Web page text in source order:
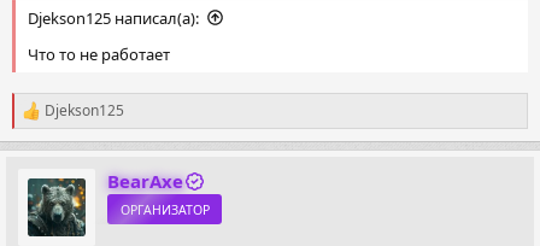
Djekson125 написал(а):
Что то не работает
Р
е
а
ц
и
и
Djekson125
BearAxe
ОРГАНИЗАТОР